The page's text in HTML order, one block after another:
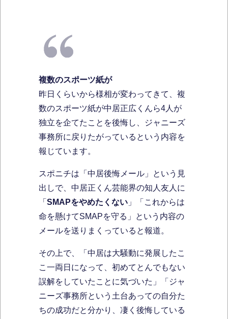
複数のスポーツ紙が
昨日くらいから様相が変わってきて、複
数のスポーツ紙が中居正広くんら4人が
独立を企てたことを後悔し、ジャニーズ
事務所に戻りたがっているという内容を
報じています。
スポニチは「中居後悔メール」という見
出しで、中居正くん芸能界の知人友人に
「 SMAPをやめたくない 」「これからは
命を懸けてSMAPを守る」という内容の
メールを送りまくっていると報道。
その上で、「中居は大騒動に発展したこ
こ一両日になって、初めてとんでもない
誤解をしていたことに気づいた」「ジャ
ニーズ事務所という土台あっての自分た
ちの成功だと分かり、凄く後悔している